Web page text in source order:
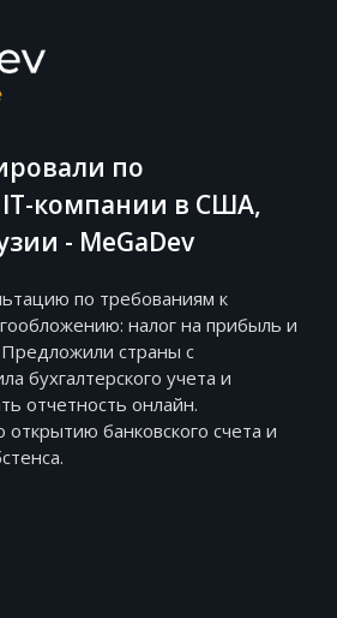
по
компании в США,
- MeGaDev
по требованиям к
налог на прибыль и
страны с
бухгалтерского учета и
отчетность онлайн.
открытию банковского счета и